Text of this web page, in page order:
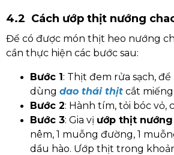
4.2 Cách ướp thịt nướng
Để có được món thịt heo nướng
cần thực hiện các bước sau:
Bước 1: Thịt đem rửa sạch,
dùng dao thái thịt cắt miếng
Bước 2: Hành tím, tỏi bóc vỏ,
Bước 3: Gia vị ướp thịt nướng
nêm, 1 muỗng đường, 1
dầu hào. Ướp thịt trong